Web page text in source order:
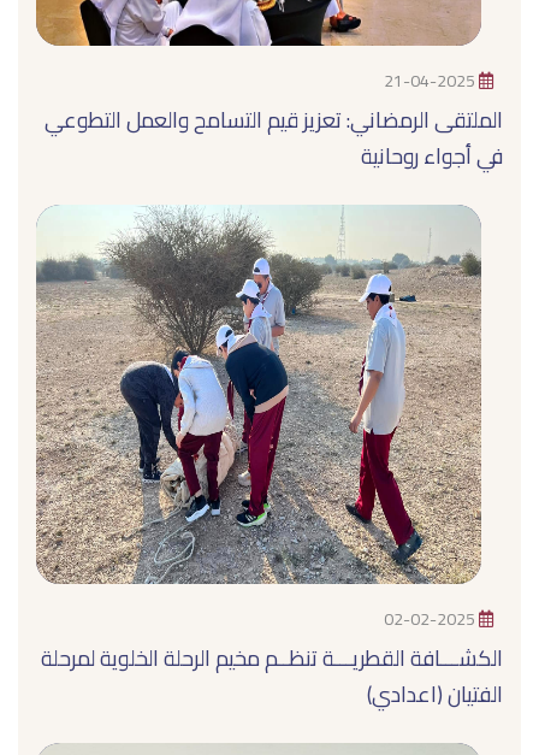
21-04-2025
الملتقى الرمضاني: تعزيز قيم التسامح والعمل التطوعي
في أجواء روحانية
02-02-2025
الكشـــافة القطريـــة تنظــم مخيم الرحلة الخلوية لمرحلة
الفتيان (اعدادي)